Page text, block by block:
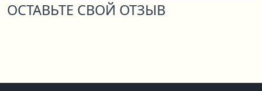
ОСТАВЬТЕ СВОЙ ОТЗЫВ